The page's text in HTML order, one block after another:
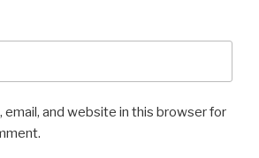
email, and website in this browser for